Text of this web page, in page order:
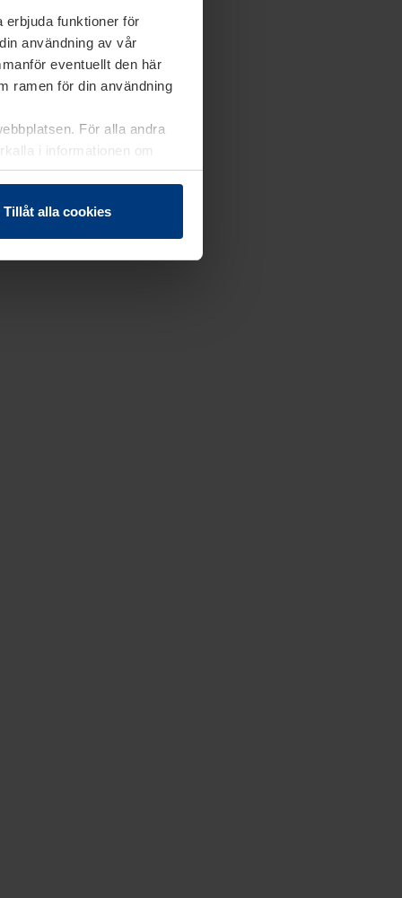
erbjuda funktioner för
användning av vår
eventuellt den här
ramen för din användning
För alla andra
i informationen om
Tillåt alla cookies